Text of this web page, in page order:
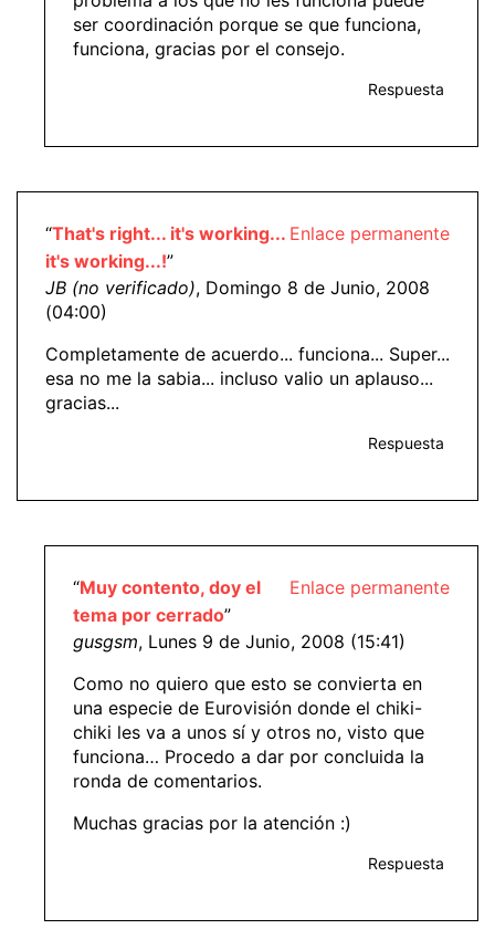
ser coordinación porque se que funciona,
funciona, gracias por el consejo.
Respuesta
Enlace permanente
“That's right... it's working...
it's working...!”
JB (no verificado), Domingo 8 de Junio, 2008
(04:00)
Completamente de acuerdo... funciona... Super...
esa no me la sabia... incluso valio un aplauso...
gracias...
Respuesta
Enlace permanente
“Muy contento, doy el
tema por cerrado”
gusgsm, Lunes 9 de Junio, 2008 (15:41)
Como no quiero que esto se convierta en
una especie de Eurovisión donde el chiki-
chiki les va a unos sí y otros no, visto que
funciona… Procedo a dar por concluida la
ronda de comentarios.
Muchas gracias por la atención :)
Respuesta